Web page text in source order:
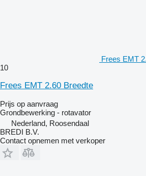
Frees EMT
10
Frees EMT 2.60 Breedte
Prijs op aanvraag
Grondbewerking - rotavator
Nederland, Roosendaal
BREDI B.V.
Contact opnemen met verkoper